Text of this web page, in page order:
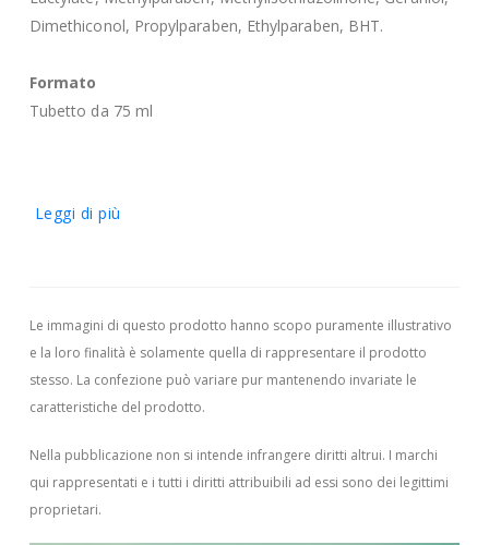
Dimethiconol, Propylparaben, Ethylparaben, BHT.
Formato
Tubetto da 75 ml
Leggi di più
Le immagini di questo prodotto hanno scopo puramente illustrativo
e la loro finalità è solamente quella di rappresentare il prodotto
stesso. La confezione può variare pur mantenendo invariate le
caratteristiche del prodotto.
Nella pubblicazione non si intende infrangere diritti altrui. I marchi
qui rappresentati e i tutti i diritti attribuibili ad essi sono dei legittimi
proprietari.